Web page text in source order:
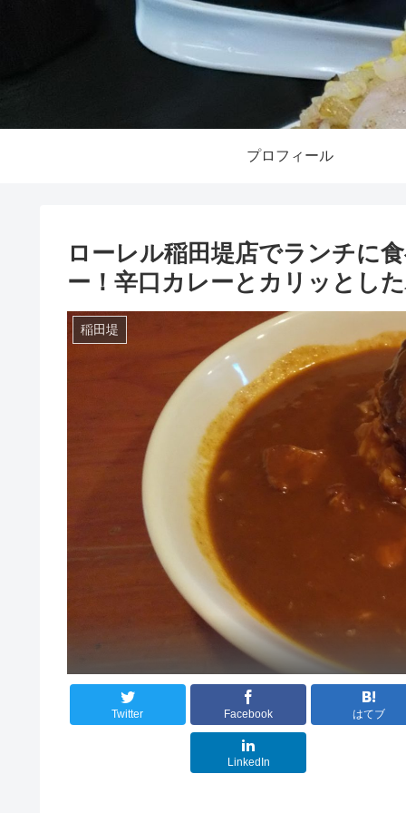
プロフィール
ローレル稲田堤店でランチに
ー！辛口カレーとカリッとし
稲田堤
Twitter Facebook はてブ
LinkedIn